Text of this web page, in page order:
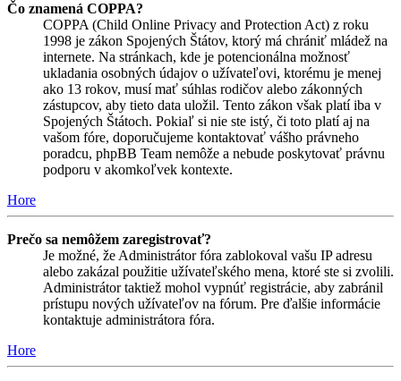
Čo znamená COPPA?
COPPA (Child Online Privacy and Protection Act) z roku
1998 je zákon Spojených Štátov, ktorý má chrániť mládež na
internete. Na stránkach, kde je potencionálna možnosť
ukladania osobných údajov o užívateľovi, ktorému je menej
ako 13 rokov, musí mať súhlas rodičov alebo zákonných
zástupcov, aby tieto data uložil. Tento zákon však platí iba v
Spojených Štátoch. Pokiaľ si nie ste istý, či toto platí aj na
vašom fóre, doporučujeme kontaktovať vášho právneho
poradcu, phpBB Team nemôže a nebude poskytovať právnu
podporu v akomkoľvek kontexte.
Hore
Prečo sa nemôžem zaregistrovať?
Je možné, že Administrátor fóra zablokoval vašu IP adresu
alebo zakázal použitie užívateľského mena, ktoré ste si zvolili.
Administrátor taktiež mohol vypnúť registrácie, aby zabránil
prístupu nových užívateľov na fórum. Pre ďalšie informácie
kontaktuje administrátora fóra.
Hore